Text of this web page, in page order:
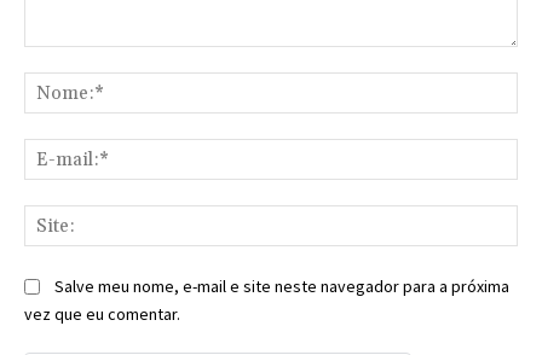
Salve meu nome, e-mail e site neste navegador para a próxima
vez que eu comentar.